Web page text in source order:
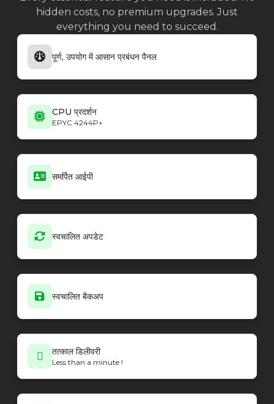
hidden costs, no premium upgrades. Just
everything you need to succeed.
पूर्ण, उपयोग में आसान प्रबंधन पैनल
CPU प्रदर्शन
EPYC 4244P+
समर्पित आईपी
स्वचालित अपडेट
स्वचालित बैकअप
तत्काल डिलीवरी
Less than a minute !